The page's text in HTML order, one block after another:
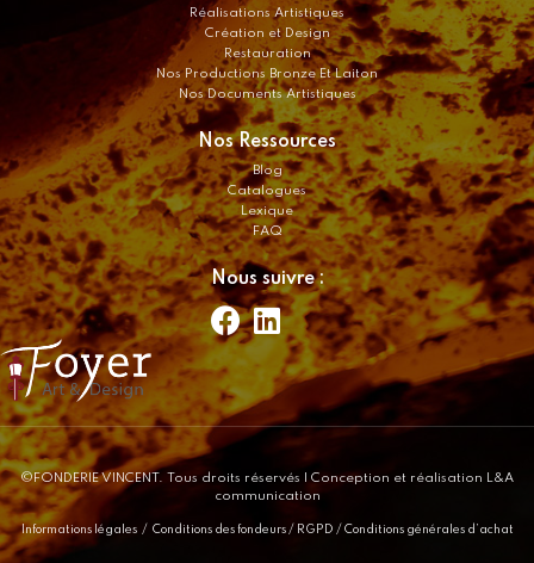
Réalisations Artistiques
Création et Design
Restauration
Nos Productions Bronze Et Laiton
Nos Documents Artistiques
Nos Ressources
Blog
Catalogues
Lexique
FAQ
Nous suivre :
©FONDERIE VINCENT. Tous droits réservés
| Conception et réalisation L&A
communication
Informations légales/ Conditions des fondeurs/ RGPD / Conditions générales d’achat